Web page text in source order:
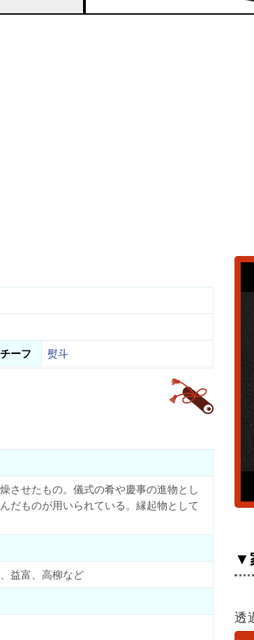
ーフ 熨斗
させたもの。儀式の肴や慶事の進物とし
だものが用いられている。縁起物として
益富、高柳など
▼
透